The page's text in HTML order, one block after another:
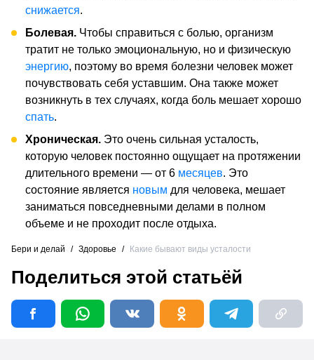
снижается.
Болевая. Чтобы справиться с болью, организм
тратит не только эмоциональную, но и физическую
энергию, поэтому во время болезни человек может
почувствовать себя уставшим. Она также может
возникнуть в тех случаях, когда боль мешает хорошо
спать.
Хроническая. Это очень сильная усталость,
которую человек постоянно ощущает на протяжении
длительного времени — от 6 месяцев. Это
состояние является новым для человека, мешает
заниматься повседневными делами в полном
объеме и не проходит после отдыха.
Бери и делай / Здоровье / Какие бывают виды усталости
Поделиться этой статьёй